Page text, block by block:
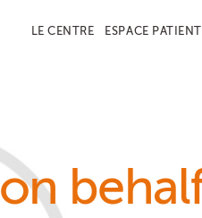
LE CENTRE ESPACE PATIENT
on